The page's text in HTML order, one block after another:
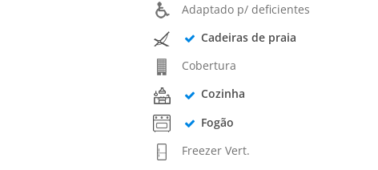
Adaptado p/ deficientes
Cadeiras de praia
Cobertura
Cozinha
Fogão
Freezer Vert.